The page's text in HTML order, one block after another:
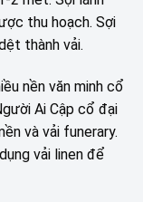
thu hoạch. Sợi
thành vải.
nền văn minh cổ
Ai Cập cổ đại
và vải funerary.
vải linen để